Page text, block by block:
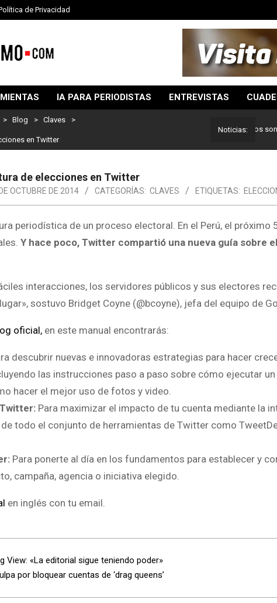
de Privacidad
IA PARA PERIODISTAS ENTREVISTAS
> Blog > Claves >
en Twitter
Noticias:
Lo mejor del periodismo: Estos son los
de elecciones en Twitter
OCTUBRE DE 2014 CATEGORÍAS: CLAVES ETIQUETAS:
periodística de un proceso electoral. En el Perú, el próximo
Y hace poco, Twitter compartió una nueva guía sobre
interacciones, los servidores públicos y sus electores
sostuvo Bridget Coyne (@bcoyne), jefa del equipo de
oficial, en este manual encontrarás:
descubrir nuevas e innovadoras estrategias para hacer
las instrucciones paso a paso sobre cómo ejecutar
hacer el mejor uso de fotos y video.
Para maximizar el impacto de tu cuenta mediante la
todo el conjunto de herramientas de Twitter como
Para ponerte al día en los fundamentos para establecer y
campaña, agencia o iniciativa elegido.
en inglés con tu email.
View: «La editorial sigue teniendo poder»
por bloquear cuentas de ‘drag queens’